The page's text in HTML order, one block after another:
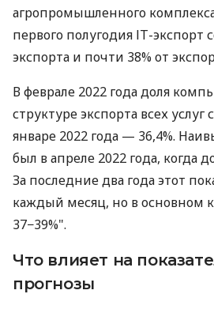
агропромышленного
первого полугодия ІТ-экспорт
экспорта и почти 38% от
В феврале 2022 года доля
структуре экспорта всех услуг
январе 2022 года — 36,4%.
был в апреле 2022 года, когда
За последние два года этот
каждый месяц, но в основном
37−39%".
Что влияет на
прогнозы